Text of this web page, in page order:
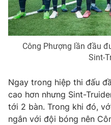
Hitech Công nghệ tương
Sản phẩm
Thị trường
Giao lưu trực tuyến
Lịch phát sóng
Chuyên mục khác
Emagazine
Công Phượng lần đầu
Sint-
Ngay trong hiệp thi đấu
cao hơn nhưng Sint-
tới 2 bàn. Trong khi đó,
ngắn với đội bóng nên